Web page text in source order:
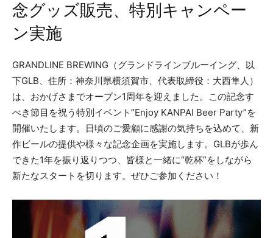
念グッズ販売、特別キャンペー
ン実施
GRANDLINE BREWING（グランドラインブルーイング、以
下GLB、住所：神奈川県横須賀市、代表取締役：大西隼人）
は、おかげさまでオープン1周年を迎えました。この記念す
べき節目を祝う特別イベント”Enjoy KANPAI Beer Party”を
開催いたします。日頃のご愛顧に感謝の気持ちを込めて、新
作ビールの提供や様々な記念企画を実施します。GLBが歩ん
できた1年を振り返りつつ、皆様と一緒に“乾杯”をしながら
新たなスタートを切ります。ぜひご参加ください！